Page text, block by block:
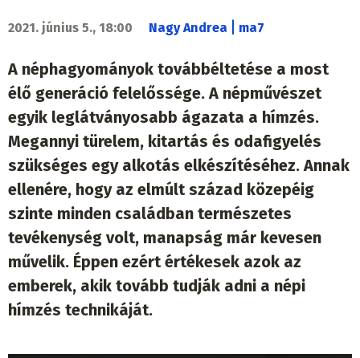
2021. június 5., 18:00 Nagy Andrea ma7
A néphagyományok továbbéltetése a most
élő generáció felelőssége. A népművészet
egyik leglátványosabb ágazata a hímzés.
Megannyi türelem, kitartás és odafigyelés
szükséges egy alkotás elkészítéséhez. Annak
ellenére, hogy az elmúlt század közepéig
szinte minden családban természetes
tevékenység volt, manapság már kevesen
művelik. Éppen ezért értékesek azok az
emberek, akik tovább tudják adni a népi
hímzés technikáját.